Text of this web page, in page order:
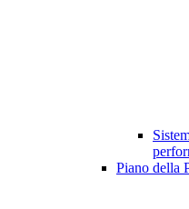
Piano della